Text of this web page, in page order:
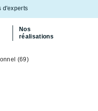
Nos
réalisations
d'experts
notre abri bac Multiflux
(69)